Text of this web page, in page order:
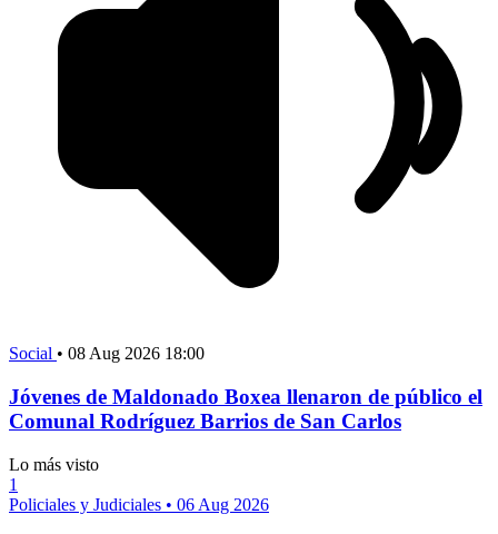
Social • 08 Aug 2026 18:00
Jóvenes de Maldonado Boxea llenaron de público el
Comunal Rodríguez Barrios de San Carlos
Lo más visto
1
Policiales y Judiciales • 06 Aug 2026